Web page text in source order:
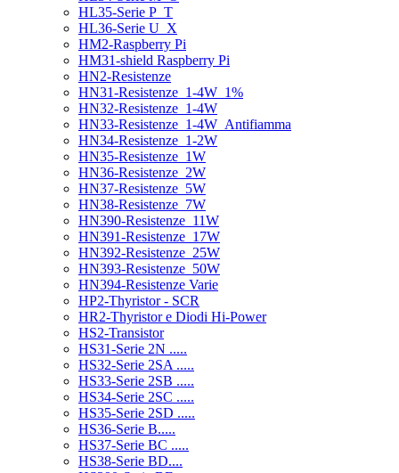
HL35-Serie P_T
HL36-Serie U_X
HM2-Raspberry Pi
HM31-shield Raspberry Pi
HN2-Resistenze
HN31-Resistenze_1-4W_1%
HN32-Resistenze_1-4W
HN33-Resistenze_1-4W_Antifiamma
HN34-Resistenze_1-2W
HN35-Resistenze_1W
HN36-Resistenze_2W
HN37-Resistenze_5W
HN38-Resistenze_7W
HN390-Resistenze_11W
HN391-Resistenze_17W
HN392-Resistenze_25W
HN393-Resistenze_50W
HN394-Resistenze Varie
HP2-Thyristor - SCR
HR2-Thyristor e Diodi Hi-Power
HS2-Transistor
HS31-Serie 2N .....
HS32-Serie 2SA .....
HS33-Serie 2SB .....
HS34-Serie 2SC .....
HS35-Serie 2SD .....
HS36-Serie B.....
HS37-Serie BC .....
HS38-Serie BD....